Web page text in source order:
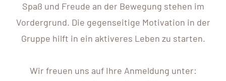
Spaß und Freude an der Bewegung stehen im
Vordergrund. Die gegenseitige Motivation in der
Gruppe hilft in ein aktiveres Leben zu starten.
Wir freuen uns auf Ihre Anmeldung unter: